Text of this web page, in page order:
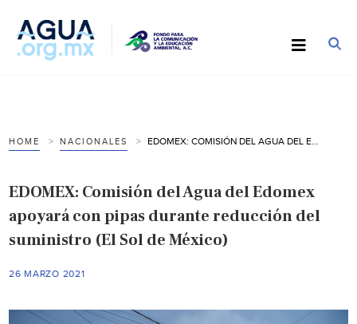
HOME NACIONALES
EDOMEX: Comisión del Agua del Edomex
apoyará con pipas durante reducción del
suministro (El Sol de México)
26 MARZO 2021